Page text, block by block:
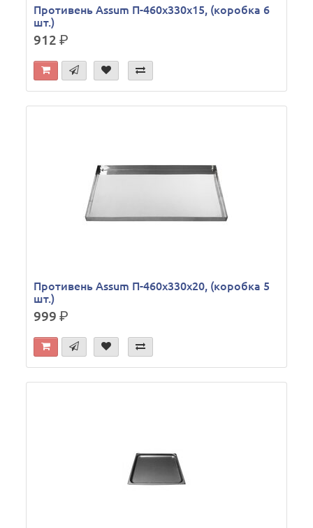
Противень Assum П-460х330х15, (коробка 6
шт.)
912р.
Противень Assum П-460х330х20, (коробка 5
шт.)
999р.